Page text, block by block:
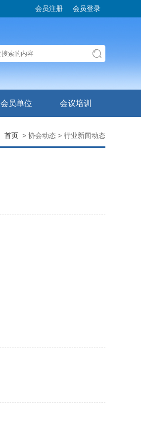
会员注册 会员登录
会员单位 会议培训
首页 > 协会动态 > 行业新闻动态